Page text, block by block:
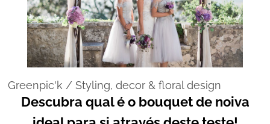
Greenpic'k / Styling, decor & floral design
Descubra qual é o bouquet de noiva